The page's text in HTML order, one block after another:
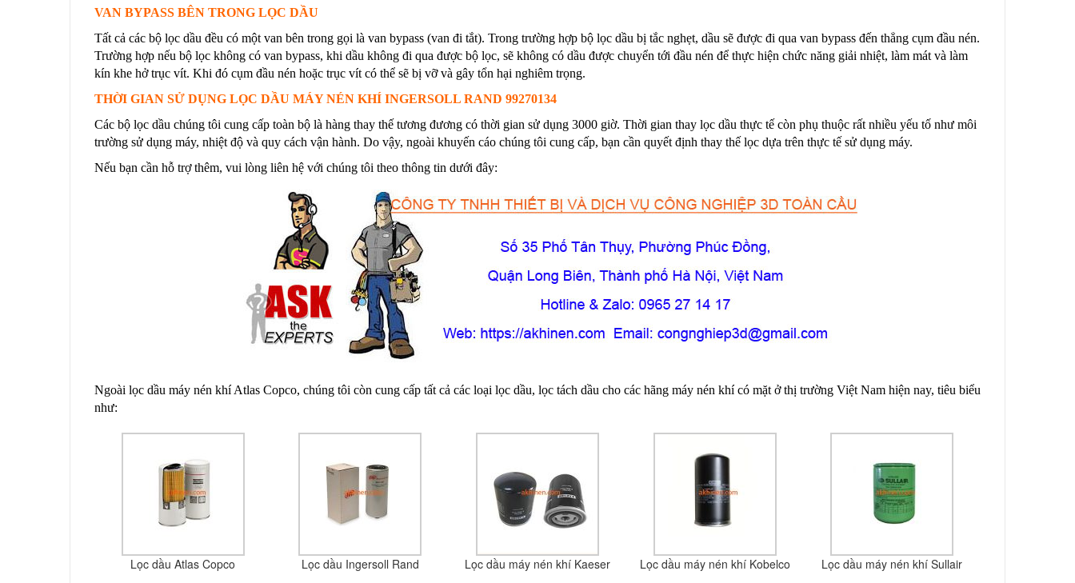
VAN BYPASS BÊN TRONG LỌC DẦU
Tất cả các bộ lọc dầu đều có một van bên trong gọi là van bypass (van đi tắt). Trong trường hợp bộ lọc dầu bị tắc nghẹt, dầu sẽ được đi qua van bypass đến thẳng cụm đầu nén.
Trường hợp nếu bộ lọc không có van bypass, khi dầu không đi qua được bộ lọc, sẽ không có dầu được chuyển tới đầu nén để thực hiện chức năng giải nhiệt, làm mát và làm
kín khe hở trục vít. Khi đó cụm đầu nén hoặc trục vít có thể sẽ bị vỡ và gây tổn hại nghiêm trọng.
THỜI GIAN SỬ DỤNG LỌC DẦU MÁY NÉN KHÍ INGERSOLL RAND 99270134
Các bộ lọc dầu chúng tôi cung cấp toàn bộ là hàng thay thế tương đương có thời gian sử dụng 3000 giờ. Thời gian thay lọc dầu thực tế còn phụ thuộc rất nhiều yếu tố như môi
trường sử dụng máy, nhiệt độ và quy cách vận hành. Do vậy, ngoài khuyến cáo chúng tôi cung cấp, bạn cần quyết định thay thế lọc dựa trên thực tế sử dụng máy.
Nếu bạn cần hỗ trợ thêm, vui lòng liên hệ với chúng tôi theo thông tin dưới đây:
Ngoài lọc dầu máy nén khí Atlas Copco, chúng tôi còn cung cấp tất cả các loại lọc dầu, lọc tách dầu cho các hãng máy nén khí có mặt ở thị trường Việt Nam hiện nay, tiêu biểu
như:
Lọc dầu Atlas Copco Lọc dầu Ingersoll Rand Lọc dầu máy nén khí Kaeser Lọc dầu máy nén khí Kobelco Lọc dầu máy nén khí Sullair